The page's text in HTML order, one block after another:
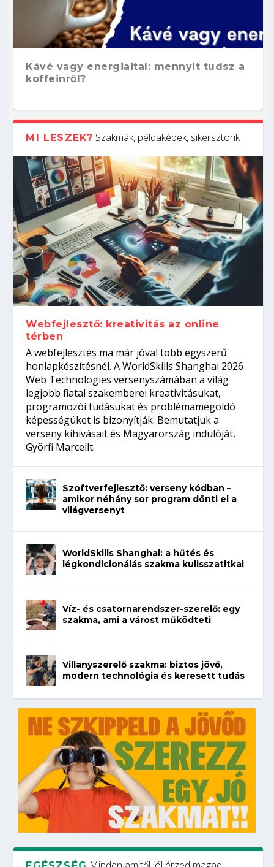
Kávé vagy energiaital: mennyit tudsz a
koffeinről?
Hogyan készíts ATS-barát önéletrajzot?
Így növelheted az esélyedet az
állásinterjúra...
Kitalálod, mire használják ezeket a
gépeket?
Nem sikerült az egyetemi felvételi?
Tanulj szakmát!
Szoftverfejlesztő: verseny kódban –
amikor néhány sor program dönti el a
világversenyt...
MI LESZEK? Szakmák, példaképek, sikersztorik
Webfejlesztő: kreativitás az online
térben
A webfejlesztés ma már jóval több egyszerű
honlapkészítésnél. A WorldSkills Shanghai 2026
Web Technologies versenyszámában a világ
legjobb fiatal szakemberei kreativitásukat,
programozói tudásukat és problémamegoldó
képességüket is bizonyítják. Bemutatjuk a
verseny kihívásait és Magyarország indulóját,
Györfi Marcellt.
Szoftverfejlesztő: verseny kódban –
amikor néhány sor program dönti el a
világversenyt
WorldSkills Shanghai: a hűtés és
légkondicionálás szakma kulisszatitkai
Víz- és csatornarendszer-szerelő: egy
szakma, ami a várost működteti
Villanyszerelő szakma: biztos jövő,
modern technológia és keresett tudás